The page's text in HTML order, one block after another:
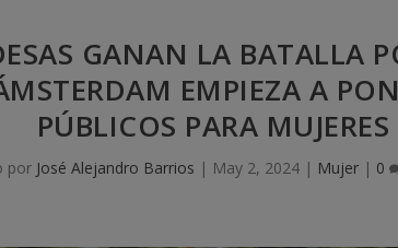
GANAN LA BATALLA
EMPIEZA A
PÚBLICOS PARA MUJERES
por José Alejandro Barrios | May 2, 2024| Mujer| 0